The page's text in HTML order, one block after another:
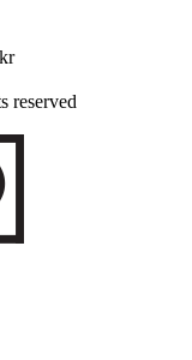
reserved